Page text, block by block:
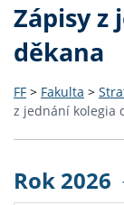
Zápisy z
děkana
FF > Fakulta >
z jednání kolegia
Rok 2026